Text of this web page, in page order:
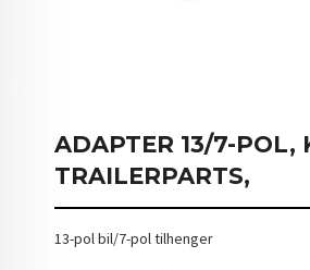
ADAPTER 13/7-POL,
TRAILERPARTS,
13-pol bil/7-pol tilhenger